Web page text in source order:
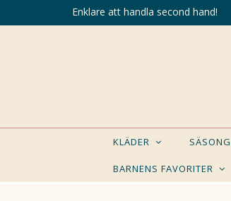
Enklare att handla second hand!
KLÄDER SÄSONG
BARNENS FAVORITER